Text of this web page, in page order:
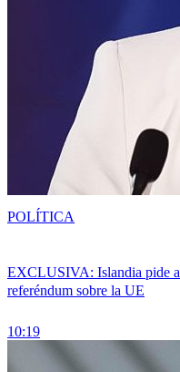
EXCLUSIVA: Islandia pide a
referéndum sobre la UE
10:19
POLÍTICA